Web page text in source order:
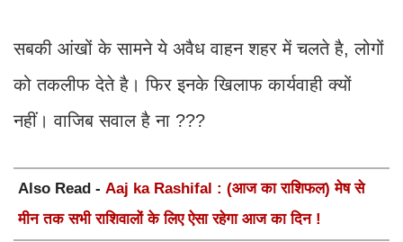
सबकी आंखों के सामने ये अवैध वाहन शहर में चलते है, लोगों
को तकलीफ देते है। फिर इनके खिलाफ कार्यवाही क्यों
नहीं। वाजिब सवाल है ना ???
Also Read - Aaj ka Rashifal : (आज का राशिफल) मेष से
मीन तक सभी राशिवालों के लिए ऐसा रहेगा आज का दिन !